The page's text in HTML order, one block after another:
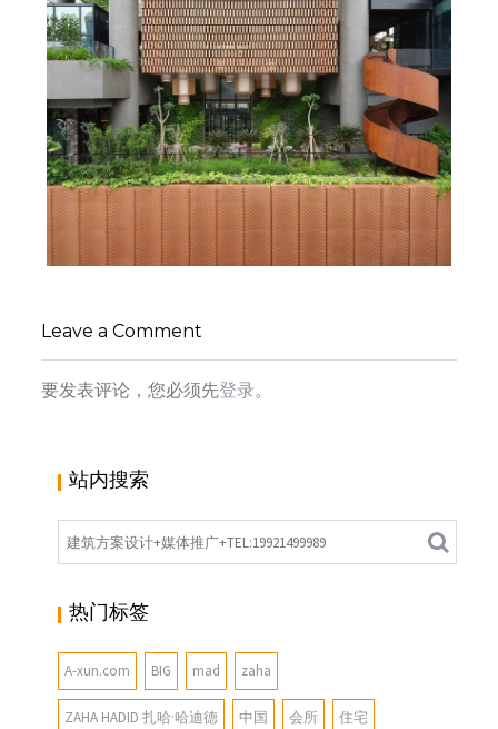
小寻同学
Leave a Comment
要发表评论，您必须先登录。
站内搜索
热门标签
A-xun.com BIG mad zaha
ZAHA HADID 扎哈·哈迪德 中国 会所 住宅